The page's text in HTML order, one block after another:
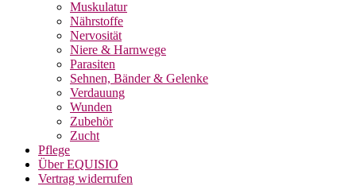
Muskulatur
Nährstoffe
Nervosität
Niere & Harnwege
Parasiten
Sehnen, Bänder & Gelenke
Verdauung
Wunden
Zubehör
Zucht
Pflege
Über EQUISIO
Vertrag widerrufen